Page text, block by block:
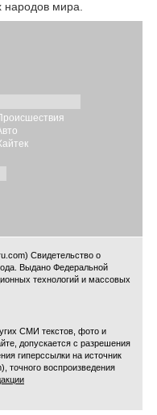
народов мира.
Свидетельство о
Выдано Федеральной
технологий и массовых
СМИ текстов, фото и
допускается с разрешения
гиперссылки на источник
точного воспроизведения